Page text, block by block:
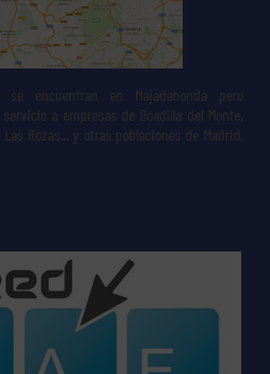
se encuentran en Majadahonda pero
a empresas de Boadilla del Monte,
Rozas... y otras poblaciones de Madrid,